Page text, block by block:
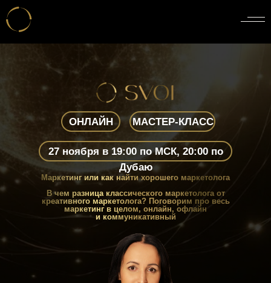
Маркетинг или как найти хорошего маркетолога
В чем разница классического маркетолога от
креативного маркетолога? Поговорим про весь
маркетинг в целом, онлайн, офлайн
и коммуникативный
ОНЛАЙН МАСТЕР-КЛАСС
27 ноября в 19:00 по МСК, 20:00 по
Дубаю